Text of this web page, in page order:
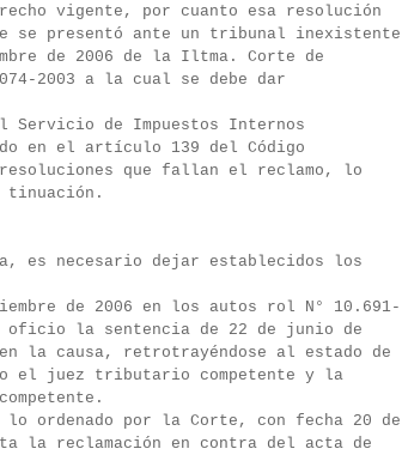
vigente, por cuanto esa resolución
se presentó ante un tribunal inexistente
de 2006 de la Iltma. Corte de
2003 a la cual se debe dar
de Impuestos Internos
en el artículo 139 del Código
que fallan el reclamo, lo
tinuación.
es necesario dejar establecidos los
de 2006 en los autos rol N° 10.691-
la sentencia de 22 de junio de
la causa, retrotrayéndose al estado de
el juez tributario competente y la
ordenado por la Corte, con fecha 20 de
la reclamación en contra del acta de